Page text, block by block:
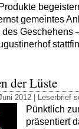
gemeintes
Geschehens
der Lüste
2012 | Leserbrief
Pünktlich
präsentiert